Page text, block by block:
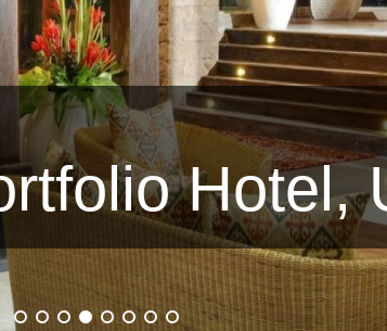
Hotel,